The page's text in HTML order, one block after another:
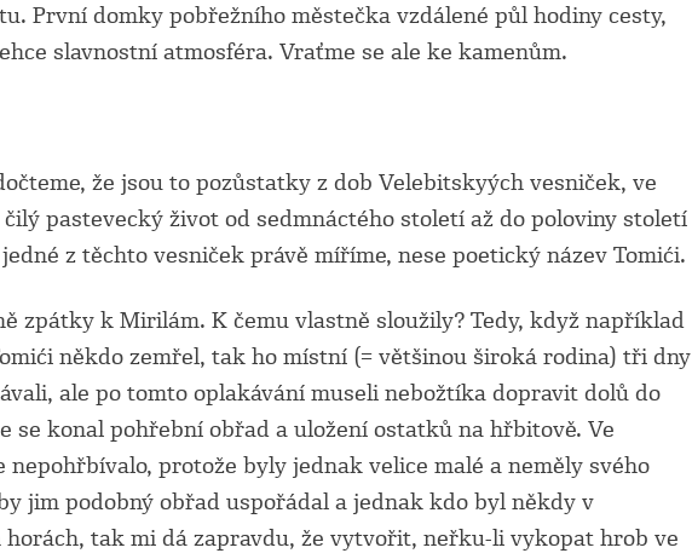
První domky pobřežního městečka vzdálené půl hodiny cesty,
slavnostní atmosféra. Vraťme se ale ke kamenům.
že jsou to pozůstatky z dob Velebitskyých vesniček, ve
pastevecký život od sedmnáctého století až do poloviny století
z těchto vesniček právě míříme, nese poetický název Tomići.
zpátky k Mirilám. K čemu vlastně sloužily? Tedy, když například
někdo zemřel, tak ho místní (= většinou široká rodina) tři dny
ale po tomto oplakávání museli nebožtíka dopravit dolů do
se konal pohřební obřad a uložení ostatků na hřbitově. Ve
nepohřbívalo, protože byly jednak velice malé a neměly svého
jim podobný obřad uspořádal a jednak kdo byl někdy v
tak mi dá zapravdu, že vytvořit, neřku-li vykopat hrob ve